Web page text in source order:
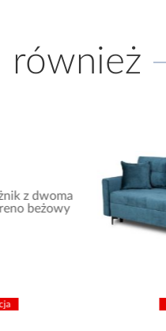
również